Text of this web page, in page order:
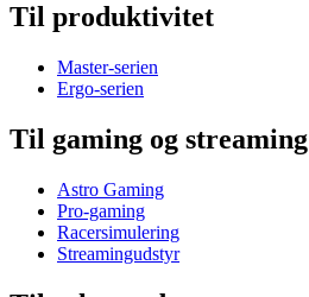
Til produktivitet
Master-serien
Ergo-serien
Til gaming og streaming
Astro Gaming
Pro-gaming
Racersimulering
Streamingudstyr